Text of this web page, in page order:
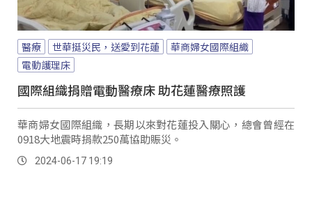
醫療 世華挺災民，送愛到花蓮
華商婦女國際組織
電動護理床
國際組織捐贈電動醫療床 助花蓮醫療照護
華商婦女國際組織，長期以來對花蓮投入關心，總會曾經在
0918大地震時捐款250萬協助賑災。
2024-06-17 19:19